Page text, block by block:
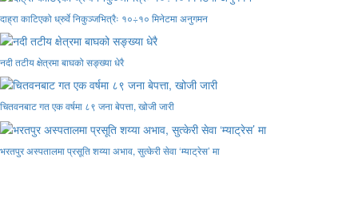
दाह्रा काटिएको ध्रुर्वे निकुञ्जभित्रैः १०÷१० मिनेटमा अनुगमन
नदी तटीय क्षेत्रमा बाघको सङ्ख्या धेरै
चितवनबाट गत एक वर्षमा ८९ जना बेपत्ता, खोजी जारी
भरतपुर अस्पतालमा प्रसूति शय्या अभाव, सुत्केरी सेवा ‘म्याट्रेस’ मा